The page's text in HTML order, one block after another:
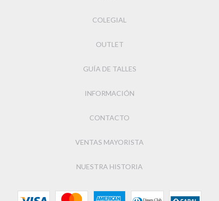
COLEGIAL
OUTLET
GUÍA DE TALLES
INFORMACIÓN
CONTACTO
VENTAS MAYORISTA
NUESTRA HISTORIA